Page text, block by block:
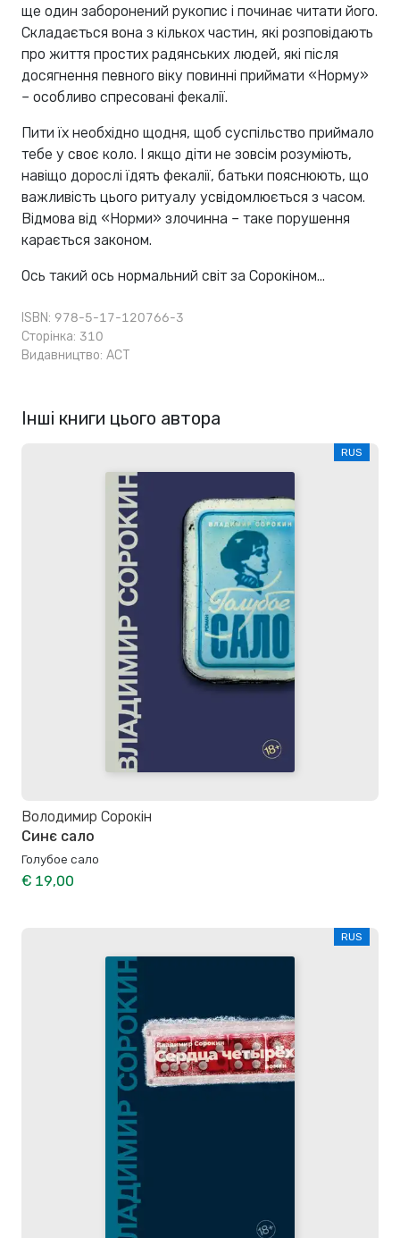
ще один заборонений рукопис і починає читати його.
Складається вона з кількох частин, які розповідають
про життя простих радянських людей, які після
досягнення певного віку повинні приймати «Норму»
– особливо спресовані фекалії.
Пити їх необхідно щодня, щоб суспільство приймало
тебе у своє коло. І якщо діти не зовсім розуміють,
навіщо дорослі їдять фекалії, батьки пояснюють, що
важливість цього ритуалу усвідомлюється з часом.
Відмова від «Норми» злочинна – таке порушення
карається законом.
Ось такий ось нормальний світ за Сорокіном...
ISBN: 978-5-17-120766-3
Сторінка: 310
Видавництво: АСТ
Інші книги цього автора
RUS
Володимир Сорокін
Синє сало
Голубое сало
€ 19,00
RUS